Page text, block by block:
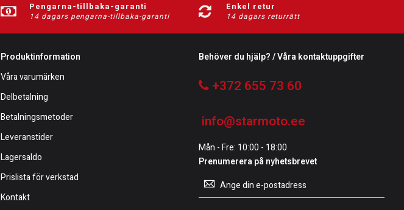
Pengarna-tillbaka-garanti
14 dagars pengarna-tillbaka-garanti
Enkel retur
14 dagars returrätt
Produktinformation
Våra varumärken
Delbetalning
Betalningsmetoder
Leveranstider
Lagersaldo
Prislista för verkstad
Kontakt
Behöver du hjälp? / Våra kontaktuppgifter
+372 655 73 60
info@starmoto.ee
Mån - Fre: 10:00 - 18:00
Prenumerera på nyhetsbrevet
Prenumerera
på
vårt